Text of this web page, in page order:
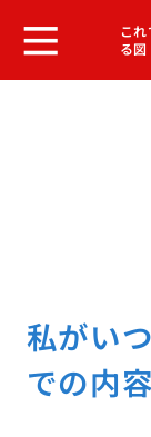
こ
る図
私がい
での内